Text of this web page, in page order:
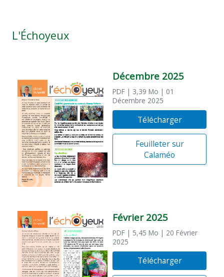
L'Échoyeux
Décembre 2025
PDF | 3,39 Mo | 01
Décembre 2025
Télécharger
Feuilleter sur
Calaméo
Février 2025
PDF | 5,45 Mo | 20 Février
2025
Télécharger